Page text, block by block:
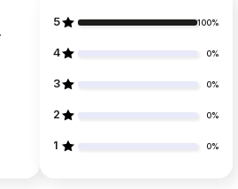
5 100%
4 0%
3 0%
2 0%
1 0%